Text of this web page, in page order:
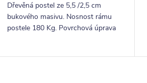
Dřevěná postel ze 5,5 /2,5 cm
bukového masivu. Nosnost rámu
postele 180 Kg. Povrchová úprava